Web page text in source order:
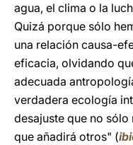
agua, el clima o la
Quizá porque sólo
una relación causa-
eficacia, olvidando
adecuada
verdadera ecología
desajuste que no
que añadirá otros" (